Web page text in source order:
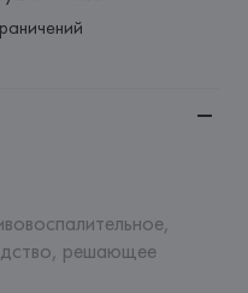
решающее